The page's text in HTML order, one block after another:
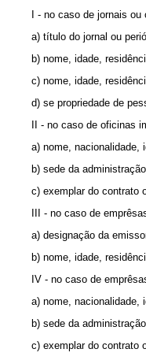
I - no caso de jornais ou
a) título do jornal ou
b) nome, idade, residência
c) nome, idade, residência
d) se propriedade de
II - no caso de oficinas
a) nome, nacionalidade,
b) sede da administração,
c) exemplar do contrato
III - no caso de emprêsas
a) designação da
b) nome, idade, residência
IV - no caso de
a) nome, nacionalidade,
b) sede da
c) exemplar do contrato